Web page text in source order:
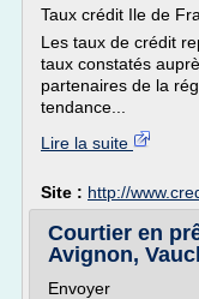
Taux crédit Ile de
Les taux de crédit
taux constatés
partenaires de la
tendance...
Lire la suite
Site : http://
Courtier en
Avignon,
Envoyer